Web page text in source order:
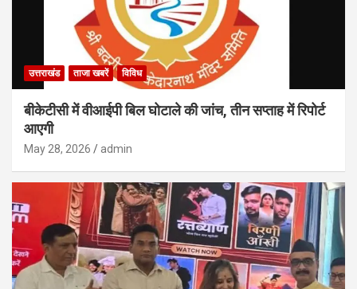
उत्तराखंड ताजा खबरें विविध
बीकेटीसी में वीआईपी बिल घोटाले की जांच, तीन सप्ताह में रिपोर्ट
आएगी
May 28, 2026 admin